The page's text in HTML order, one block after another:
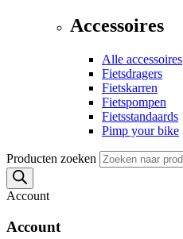
Accessoires
Alle accessoires
Fietsdragers
Fietskarren
Fietspompen
Fietsstandaards
Pimp your bike
Producten zoeken
Account
Account